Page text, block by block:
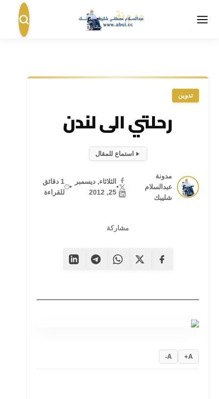
تدوين
رحلتي الى لندن
استماع للمقال
مدونة
عبدالسلام
شليبك
•
الثلاثاء, ديسمبر
25, 2012
•
1 دقائق
للقراءة
مشاركة
A+
A-